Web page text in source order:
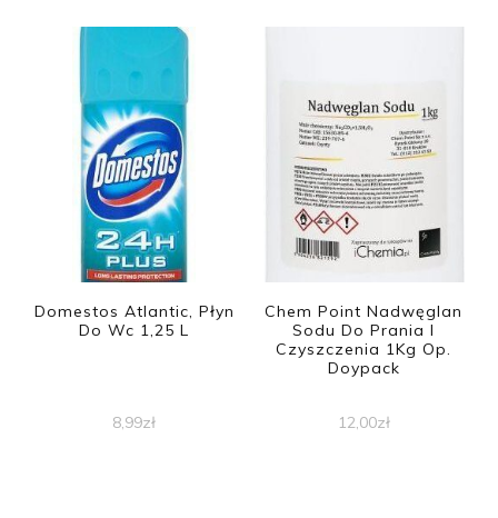
Domestos Atlantic, Płyn
Do Wc 1,25 L
8,99zł
Chem Point Nadwęglan
Sodu Do Prania I
Czyszczenia 1Kg Op.
Doypack
12,00zł